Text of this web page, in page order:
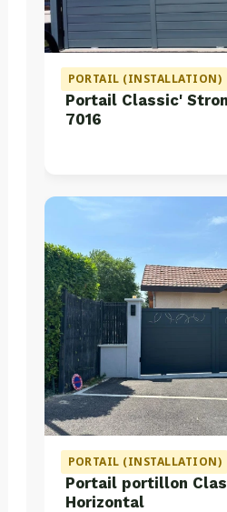
PORTAIL (INSTALLATION)
Portail Classic'
7016
PORTAIL (INSTALLATION)
Portail portillon
Horizontal